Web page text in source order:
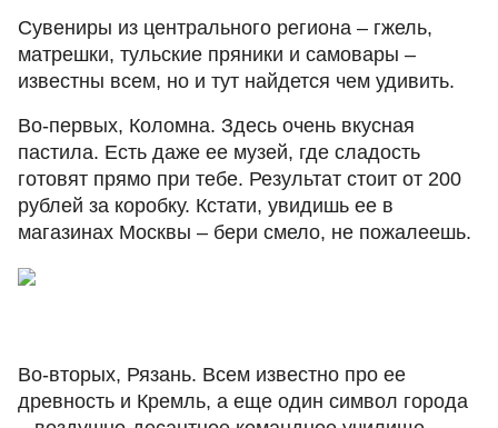
Сувениры из центрального региона – гжель,
матрешки, тульские пряники и самовары ‒
известны всем, но и тут найдется чем удивить.
Во-первых, Коломна. Здесь очень вкусная
пастила. Есть даже ее музей, где сладость
готовят прямо при тебе. Результат стоит от 200
рублей за коробку. Кстати, увидишь ее в
магазинах Москвы – бери смело, не пожалеешь.
Во-вторых, Рязань. Всем известно про ее
древность и Кремль, а еще один символ города